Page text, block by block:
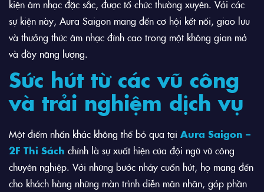
kiện âm nhạc đặc sắc, được tổ chức thường xuyên. Với các
sự kiện này, Aura Saigon mang đến cơ hội kết nối, giao lưu
và thưởng thức âm nhạc đỉnh cao trong một không gian mở
và đầy năng lượng.
Sức hút từ các vũ công
và trải nghiệm dịch vụ
Một điểm nhấn khác không thể bỏ qua tại Aura Saigon –
2F Thi Sách chính là sự xuất hiện của đội ngũ vũ công
chuyên nghiệp. Với những bước nhảy cuốn hút, họ mang đến
cho khách hàng những màn trình diễn mãn nhãn, góp phần